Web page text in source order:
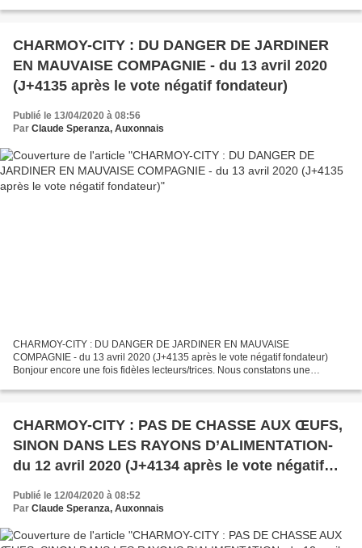
CHARMOY-CITY : DU DANGER DE JARDINER
EN MAUVAISE COMPAGNIE - du 13 avril 2020
(J+4135 après le vote négatif fondateur)
Publié le 13/04/2020 à 08:56
Par Claude Speranza, Auxonnais
CHARMOY-CITY : DU DANGER DE JARDINER EN MAUVAISE
COMPAGNIE - du 13 avril 2020 (J+4135 après le vote négatif fondateur)
Bonjour encore une fois fidèles lecteurs/trices. Nous constatons une
CHARMOY-CITY : PAS DE CHASSE AUX ŒUFS,
SINON DANS LES RAYONS D’ALIMENTATION-
du 12 avril 2020 (J+4134 après le vote négatif
fondateur)
Publié le 12/04/2020 à 08:52
Par Claude Speranza, Auxonnais